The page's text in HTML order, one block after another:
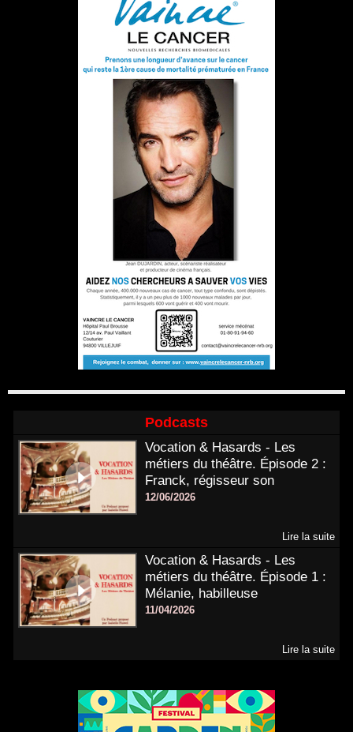
Podcasts
Vocation & Hasards - Les
métiers du théâtre. Épisode 2 :
Franck, régisseur son
12/06/2026
Lire la suite
Vocation & Hasards - Les
métiers du théâtre. Épisode 1 :
Mélanie, habilleuse
11/04/2026
Lire la suite